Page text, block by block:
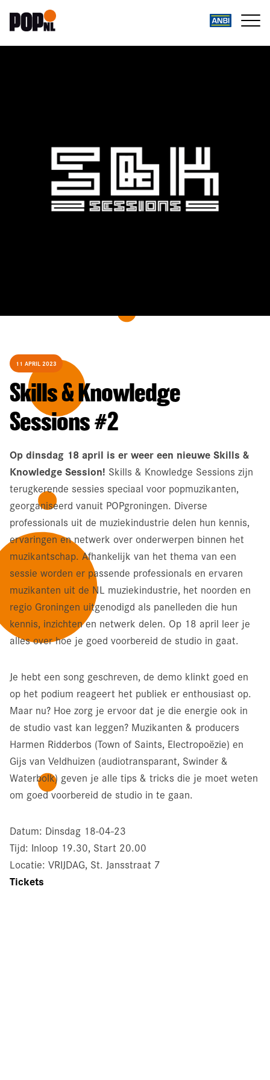
11 APRIL 2023
Skills & Knowledge
Sessions #2
Op dinsdag 18 april is er weer een nieuwe Skills &
Knowledge Session! Skills & Knowledge Sessions zijn
terugkerende sessies speciaal voor popmuzikanten,
georganiseerd vanuit POPgroningen. Diverse
professionals uit de muziekindustrie delen hun kennis,
ervaringen en netwerk over onderwerpen binnen het
muzikantschap. Afhankelijk van het thema van een
sessie worden er passende professionals en ervaren
muzikanten uit de NL muziekindustrie, het noorden en
regio Groningen uitgenodigd als panelleden die hun
kennis, inzichten en netwerk delen. Op 18 april leer je
alles over hoe je goed voorbereid de studio in gaat.
Je hebt een song geschreven, de demo klinkt goed en
op het podium reageert het publiek er enthousiast op.
Maar nu? Hoe zorg je ervoor dat je die energie ook in
de studio vast kan leggen? Muzikanten & producers
Harmen Ridderbos (Town of Saints, Electropoëzie) en
Gijs van Veldhuizen (audiotransparant, Swinder &
Waterbolk) geven je alle tips & tricks die je moet weten
om goed voorbereid de studio in te gaan.
Datum: Dinsdag 18-04-23
Tijd: Inloop 19.30, Start 20.00
Locatie: VRIJDAG, St. Jansstraat 7
Tickets